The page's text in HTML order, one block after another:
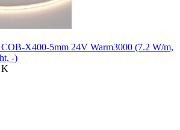
X400-5mm 24V Warm3000 (7.2 W/m,
-)
K